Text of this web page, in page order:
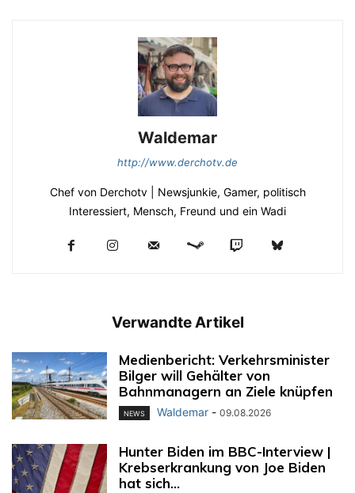
Waldemar
http://www.derchotv.de
Chef von Derchotv | Newsjunkie, Gamer, politisch
Interessiert, Mensch, Freund und ein Wadi
Verwandte Artikel
Medienbericht: Verkehrsminister
Bilger will Gehälter von
Bahnmanagern an Ziele knüpfen
NEWS Waldemar - 09.08.2026
Hunter Biden im BBC-Interview |
Krebserkrankung von Joe Biden
hat sich...